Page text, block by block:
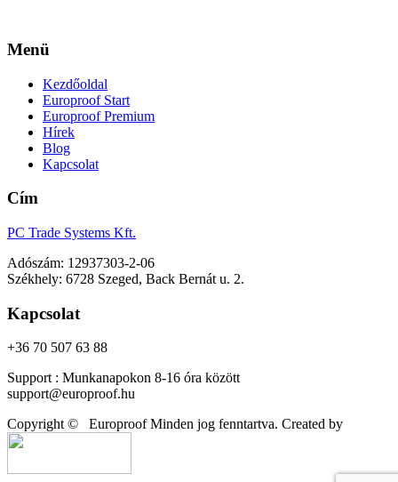
Menü
Kezdőoldal
Europroof Start
Europroof Premium
Hírek
Blog
Kapcsolat
Cím
PC Trade Systems Kft.
Adószám: 12937303-2-06
Székhely: 6728 Szeged, Back Bernát u. 2.
Kapcsolat
+36 70 507 63 88
Support : Munkanapokon 8-16 óra között
support@europroof.hu
Copyright ©
Europroof Minden jog fenntartva. Created by